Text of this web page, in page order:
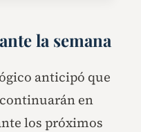
la semana
anticipó que
en
los próximos